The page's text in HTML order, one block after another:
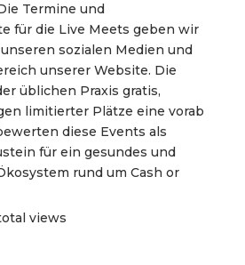
Termine und
für die Live Meets geben wir
sozialen Medien und
unserer Website. Die
üblichen Praxis gratis,
limitierter Plätze eine vorab
diese Events als
für ein gesundes und
rund um Cash or
views